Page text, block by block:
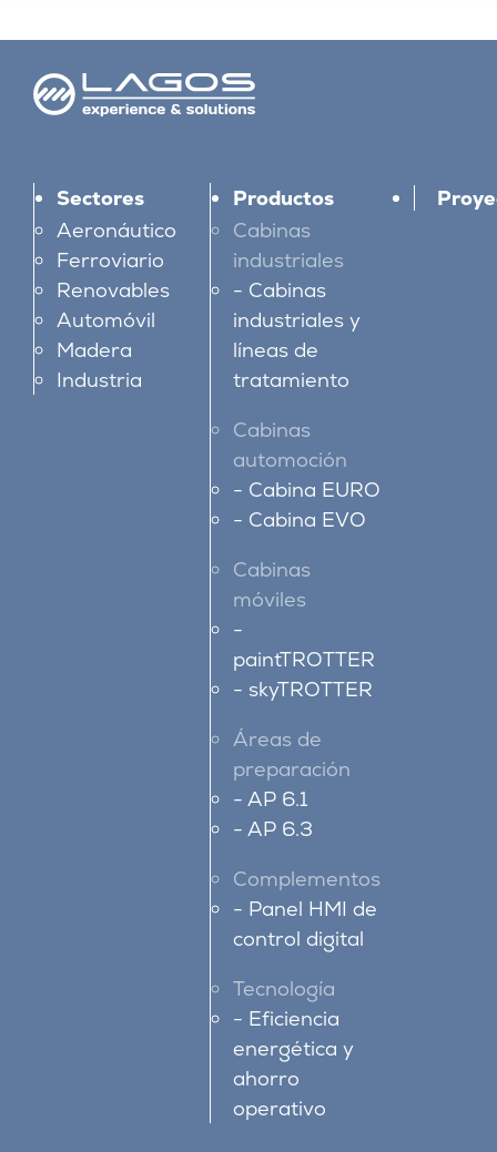
Sectores
Aeronáutico
Ferroviario
Renovables
Automóvil
Madera
Industria
Productos
Cabinas
industriales
Cabinas
industriales y
líneas de
tratamiento
Cabinas
automoción
Cabina EURO
Cabina EVO
Cabinas
móviles
paintTROTTER
skyTROTTER
Áreas de
preparación
AP 6.1
AP 6.3
Complementos
Panel HMI de
control digital
Tecnología
Eficiencia
energética y
ahorro
operativo